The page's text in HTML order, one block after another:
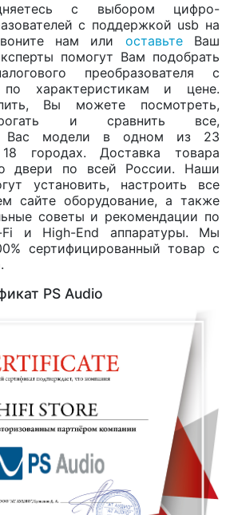
с выбором цифро-
с поддержкой usb на
нам или оставьтеВаш
помогут Вам подобрать
преобразователя с
характеристикам и цене.
Вы можете посмотреть,
и сравнить все,
Вас модели в одном из 23
городах. Доставка товара
двери по всей России. Наши
установить, настроить все
сайте оборудование, а также
советы и рекомендации по
Fi и High-End аппаратуры. Мы
сертифицированный товар с
PS Audio